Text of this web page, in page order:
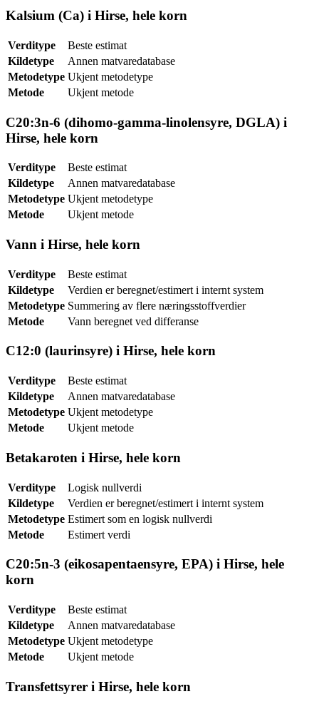
Kalsium (Ca) i Hirse, hele korn
Verditype
Beste estimat
Kildetype
Annen matvaredatabase
Metodetype Ukjent metodetype
Metode
Ukjent metode
C20:3n-6 (dihomo-gamma-linolensyre, DGLA) i
Hirse, hele korn
Verditype
Beste estimat
Kildetype
Annen matvaredatabase
Metodetype Ukjent metodetype
Metode
Ukjent metode
Vann i Hirse, hele korn
Verditype
Beste estimat
Kildetype
Verdien er beregnet/estimert i internt system
Metodetype Summering av flere næringsstoffverdier
Metode
Vann beregnet ved differanse
C12:0 (laurinsyre) i Hirse, hele korn
Verditype
Beste estimat
Kildetype
Annen matvaredatabase
Metodetype Ukjent metodetype
Metode
Ukjent metode
Betakaroten i Hirse, hele korn
Verditype
Logisk nullverdi
Kildetype
Verdien er beregnet/estimert i internt system
Metodetype Estimert som en logisk nullverdi
Metode
Estimert verdi
C20:5n-3 (eikosapentaensyre, EPA) i Hirse, hele
korn
Verditype
Beste estimat
Kildetype
Annen matvaredatabase
Metodetype Ukjent metodetype
Metode
Ukjent metode
Transfettsyrer i Hirse, hele korn